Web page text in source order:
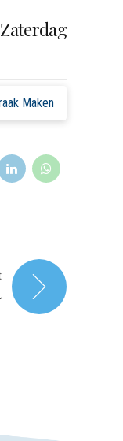
Maken